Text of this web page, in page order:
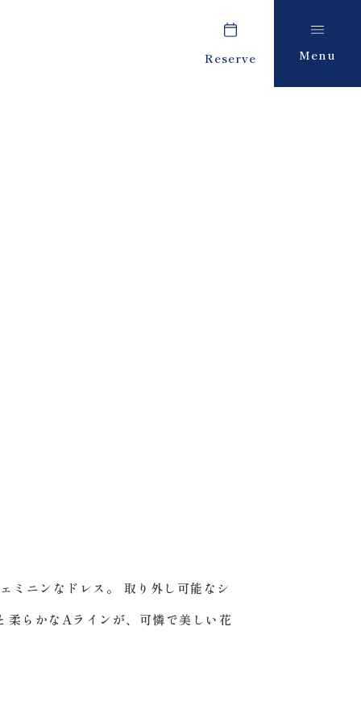
Reserve Menu
ミニンなドレス。 取り外し可能なシ
柔らかなAラインが、可憐で美しい花